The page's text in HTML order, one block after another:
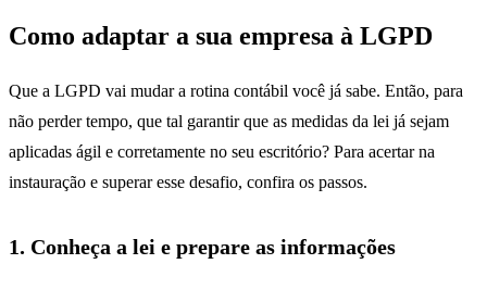
Como adaptar a sua empresa à LGPD
Que a LGPD vai mudar a rotina contábil você já sabe. Então, para
não perder tempo, que tal garantir que as medidas da lei já sejam
aplicadas ágil e corretamente no seu escritório? Para acertar na
instauração e superar esse desafio, confira os passos.
1. Conheça a lei e prepare as informações